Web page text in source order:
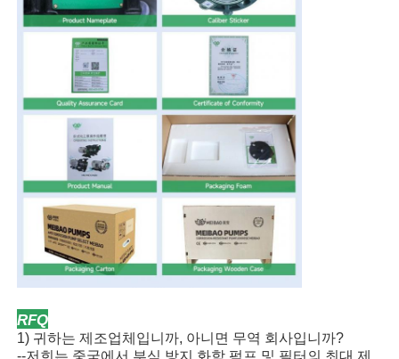
RFQ
1) 귀하는 제조업체입니까, 아니면 무역 회사입니까?
--저희는 중국에서 부식 방지 화학 펌프 및 필터의 최대 제